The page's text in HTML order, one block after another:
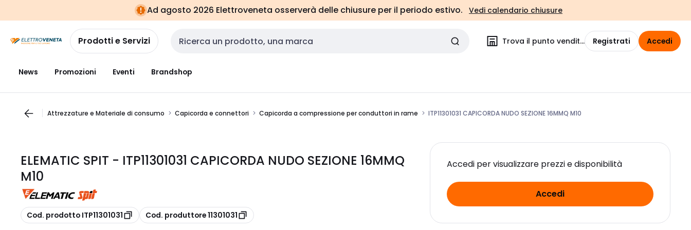
navigazionealla
pagina
Ad agosto 2026 Elettroveneta osserverà delle chiusure per il periodo estivo. Vedi calendario chiusure
Prodotti e Servizi Cerca input Trova il punto vendita Registrati Accedi
News Promozioni Eventi Brandshop
Attrezzature e Materiale di consumo Capicorda e connettori Capicorda a compressione per conduttori in rame ITP11301031 CAPICORDA NUDO SEZIONE 16MMQ M10
ELEMATIC SPIT - ITP11301031 CAPICORDA NUDO SEZIONE 16MMQ
M10
copia
Cod. prodotto ITP11301031 copia
Cod. produttore 11301031
Accedi per visualizzare prezzi e disponibilità
Accedi